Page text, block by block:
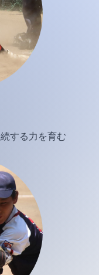
する力を育む